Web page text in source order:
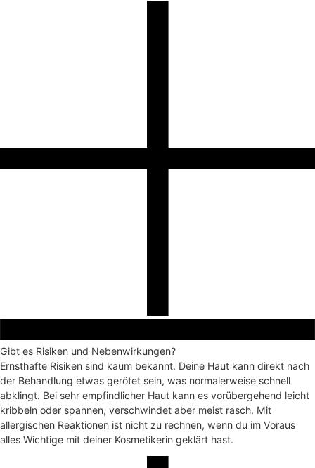
Gibt es Risiken und Nebenwirkungen?
Ernsthafte Risiken sind kaum bekannt. Deine Haut kann direkt nach
der Behandlung etwas gerötet sein, was normalerweise schnell
abklingt. Bei sehr empfindlicher Haut kann es vorübergehend leicht
kribbeln oder spannen, verschwindet aber meist rasch. Mit
allergischen Reaktionen ist nicht zu rechnen, wenn du im Voraus
alles Wichtige mit deiner Kosmetikerin geklärt hast.